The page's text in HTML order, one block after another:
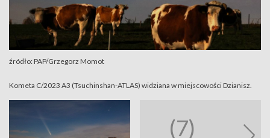
źródło: PAP/Grzegorz Momot
Kometa C/2023 A3 (Tsuchinshan-ATLAS) widziana w miejscowości Dzianisz.
(7)